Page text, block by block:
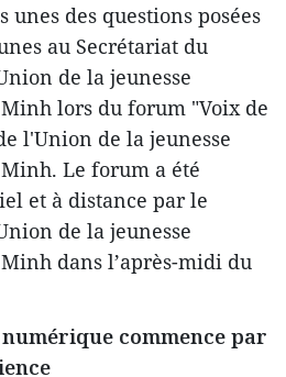
unes des questions posées
au Secrétariat du
de la jeunesse
lors du forum "Voix de
l'Union de la jeunesse
Le forum a été
et à distance par le
de la jeunesse
dans l’après-midi du
commence par